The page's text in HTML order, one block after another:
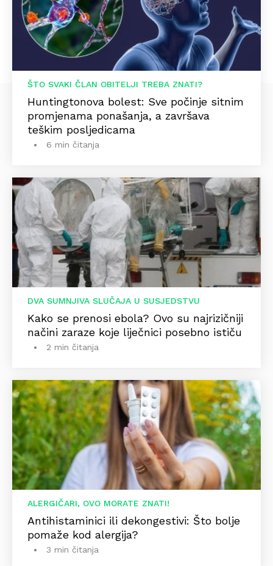
ŠTO SVAKI ČLAN OBITELJI TREBA ZNATI?
Huntingtonova bolest: Sve počinje sitnim
promjenama ponašanja, a završava
teškim posljedicama
6 min čitanja
DVA SUMNJIVA SLUČAJA U SUSJEDSTVU
Kako se prenosi ebola? Ovo su najrizičniji
načini zaraze koje liječnici posebno ističu
2 min čitanja
ALERGIČARI, OVO MORATE ZNATI!
Antihistaminici ili dekongestivi: Što bolje
pomaže kod alergija?
3 min čitanja